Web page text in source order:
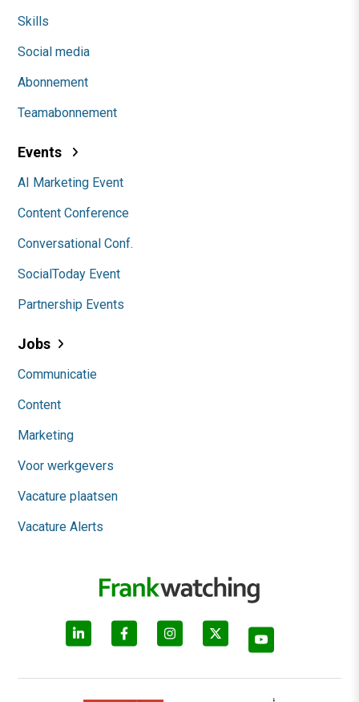
Skills
Social media
Abonnement
Teamabonnement
Events
AI Marketing Event
Content Conference
Conversational Conf.
SocialToday Event
Partnership Events
Jobs
Communicatie
Content
Marketing
Voor werkgevers
Vacature plaatsen
Vacature Alerts